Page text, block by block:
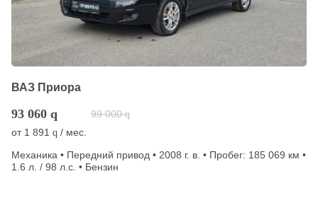
ВАЗ Приора
93 060 q 99 000 q
от 1 891 q / мес.
Механика • Передний привод • 2008 г. в. • Пробег: 185 069 км •
1.6 л. / 98 л.с. • Бензин